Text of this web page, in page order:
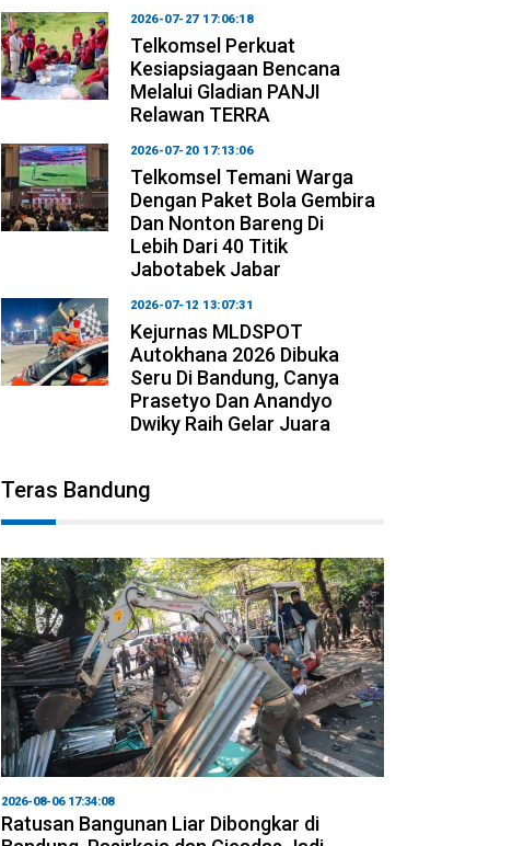
2026-07-27 17:06:18
Telkomsel Perkuat
Kesiapsiagaan Bencana
Melalui Gladian PANJI
Relawan TERRA
2026-07-20 17:13:06
Telkomsel Temani Warga
Dengan Paket Bola Gembira
Dan Nonton Bareng Di
Lebih Dari 40 Titik
Jabotabek Jabar
2026-07-12 13:07:31
Kejurnas MLDSPOT
Autokhana 2026 Dibuka
Seru Di Bandung, Canya
Prasetyo Dan Anandyo
Dwiky Raih Gelar Juara
Teras Bandung
2026-08-06 17:34:08
Ratusan Bangunan Liar Dibongkar di